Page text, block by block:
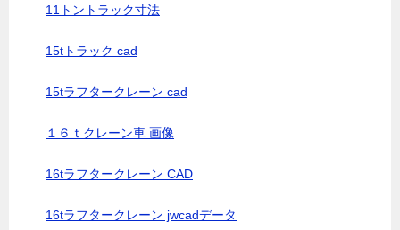
11トントラック寸法
15tトラック cad
15tラフタークレーン cad
１６ｔクレーン車 画像
16tラフタークレーン CAD
16tラフタークレーン jwcadデータ